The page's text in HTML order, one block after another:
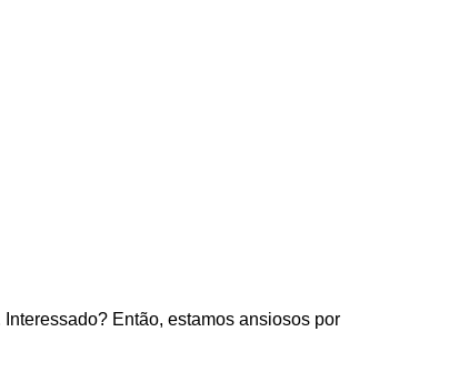
Então, estamos ansiosos por